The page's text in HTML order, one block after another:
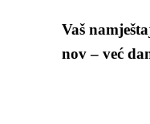
Vaš
nov – već